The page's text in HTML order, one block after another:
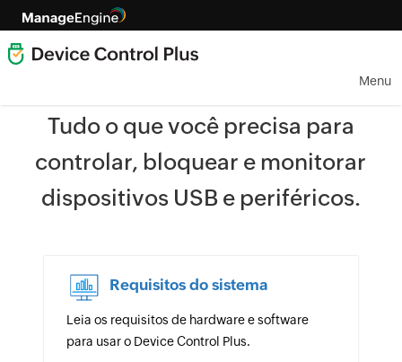
Menu
Tudo o que você precisa para
controlar, bloquear e monitorar
dispositivos USB e periféricos.
Requisitos do sistema
Leia os requisitos de hardware e software
para usar o Device Control Plus.